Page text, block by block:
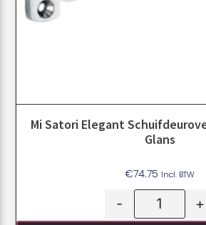
Mi Satori Elegant
Glans
€74.75 Incl. BTW
- +